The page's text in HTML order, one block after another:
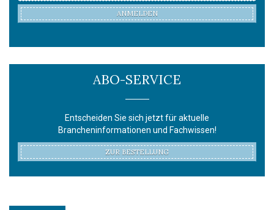
ANMELDEN
ABO-SERVICE
Entscheiden Sie sich jetzt für aktuelle
Brancheninformationen und Fachwissen!
ZUR BESTELLUNG